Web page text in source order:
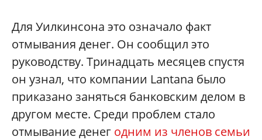
Для Уилкинсона это означало факт
отмывания денег. Он сообщил это
руководству. Тринадцать месяцев спустя
он узнал, что компании Lantana было
приказано заняться банковским делом в
другом месте. Среди проблем стало
отмывание денег одним из членов семьи